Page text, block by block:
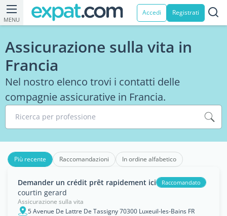
MENU
Accedi Registrati
Assicurazione sulla vita in
Francia
Nel nostro elenco trovi i contatti delle
compagnie assicurative in Francia.
Ricerca per professione
Più recente Raccomandazioni In ordine alfabetico
Demander un crédit prêt rapidement ici Raccomandato
courtin gerard
Assicurazione sulla vita
5 Avenue De Lattre De Tassigny 70300 Luxeuil-les-Bains FR